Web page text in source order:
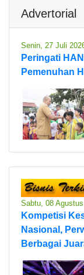
Advertorial
Senin, 27 Juli
Peringati
Pemenuhan
Sabtu, 08
Kompetisi
Nasional,
Berbagai